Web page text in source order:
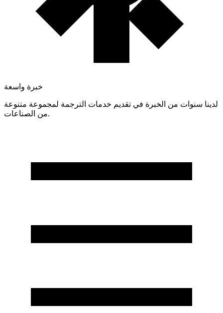
خبرة واسعة
لدينا سنوات من الخبرة في تقديم خدمات الترجمة لمجموعة متنوعة
من الصناعات.